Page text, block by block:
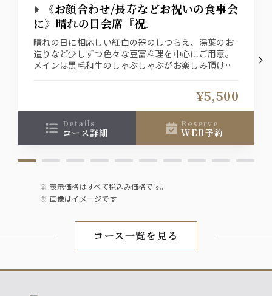
《お顔合わせ/長寿などお祝いの食事会
に》晴れの日会席『祝』
晴れの日に相応しい紅白の器のしつらえ、湯葉のお
造りなど少しずつ色々な豆富料理を中心にご用意。
メインは黒毛和牛のしゃぶしゃぶがお楽しみ頂ける
¥5,500
details
コース詳細
reserve
WEB予約
表示価格はすべて税込み価格です。
画像はイメージです
コース一覧を見る